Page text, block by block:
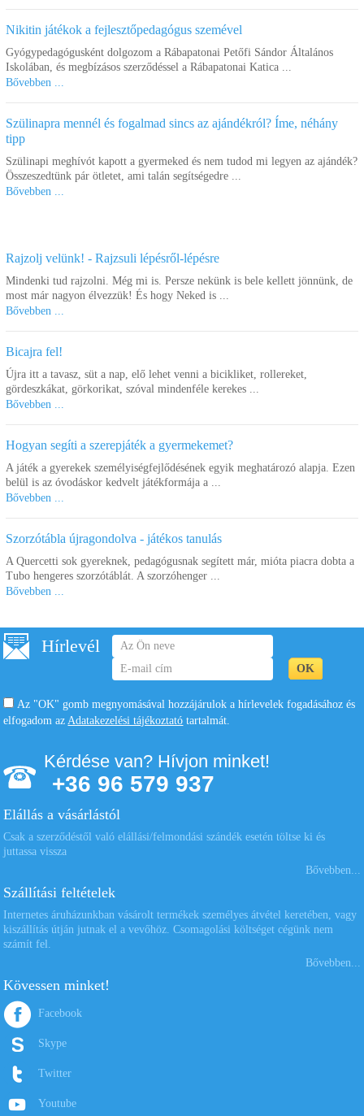
Nikitin játékok a fejlesztőpedagógus szemével
Gyógypedagógusként dolgozom a Rábapatonai Petőfi Sándor Általános
Iskolában, és megbízásos szerződéssel a Rábapatonai Katica ...
Bővebben ...
Szülinapra mennél és fogalmad sincs az ajándékról? Íme, néhány
tipp
Szülinapi meghívót kapott a gyermeked és nem tudod mi legyen az ajándék?
Összeszedtünk pár ötletet, ami talán segítségedre ...
Bővebben ...
Rajzolj velünk! - Rajzsuli lépésről-lépésre
Mindenki tud rajzolni. Még mi is. Persze nekünk is bele kellett jönnünk, de
most már nagyon élvezzük! És hogy Neked is ...
Bővebben ...
Bicajra fel!
Újra itt a tavasz, süt a nap, elő lehet venni a bicikliket, rollereket,
gördeszkákat, görkorikat, szóval mindenféle kerekes ...
Bővebben ...
Hogyan segíti a szerepjáték a gyermekemet?
A játék a gyerekek személyiségfejlődésének egyik meghatározó alapja. Ezen
belül is az óvodáskor kedvelt játékformája a ...
Bővebben ...
Szorzótábla újragondolva - játékos tanulás
A Quercetti sok gyereknek, pedagógusnak segített már, mióta piacra dobta a
Tubo hengeres szorzótáblát. A szorzóhenger ...
Bővebben ...
Hírlevél
Az "OK" gomb megnyomásával hozzájárulok a hírlevelek fogadásához és
elfogadom azAdatakezelési tájékoztató tartalmát.
Kérdése van? Hívjon minket!
+36 96 579 937
Elállás a vásárlástól
Csak a szerződéstől való elállási/felmondási szándék esetén töltse ki és
juttassa vissza
Bővebben...
Szállítási feltételek
Internetes áruházunkban vásárolt termékek személyes átvétel keretében, vagy
kiszállítás útján jutnak el a vevőhöz. Csomagolási költséget cégünk nem
számít fel.
Bővebben...
Kövessen minket!
Facebook
Skype
Twitter
Youtube